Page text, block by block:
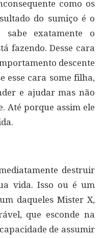
como os
do sumiço é o
sabe exatamente o
fazendo. Desse cara
descente
esse cara some filha,
e ajudar mas não
Até porque assim ele
destruir
vida. Isso ou é um
daqueles Mister X,
que esconde na
de assumir